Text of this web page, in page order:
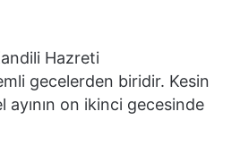
Hazreti
gecelerden biridir. Kesin
ayının on ikinci gecesinde